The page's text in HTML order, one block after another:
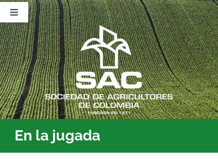
Saltar
contenido
Toggle
Navigation
Nosotros
Publicaciones
Sala de Prensa
Eventos
En la jugada